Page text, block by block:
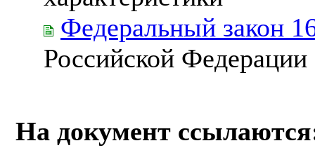
Федеральный закон
Российской Федерации
На документ